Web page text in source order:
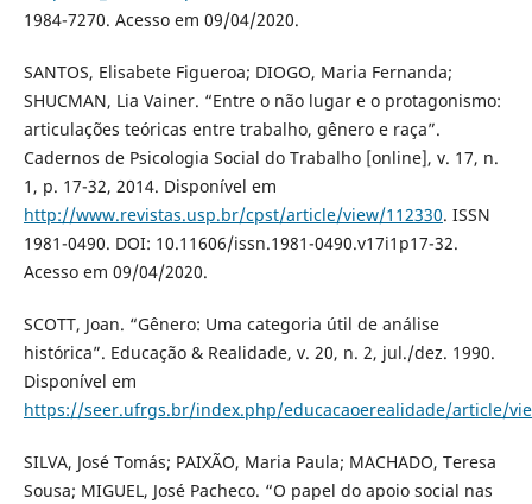
1984-7270. Acesso em 09/04/2020.
SANTOS, Elisabete Figueroa; DIOGO, Maria Fernanda;
SHUCMAN, Lia Vainer. “Entre o não lugar e o protagonismo:
articulações teóricas entre trabalho, gênero e raça”.
Cadernos de Psicologia Social do Trabalho [online], v. 17, n.
1, p. 17-32, 2014. Disponível em
http://www.revistas.usp.br/cpst/article/view/112330. ISSN
1981-0490. DOI: 10.11606/issn.1981-0490.v17i1p17-32.
Acesso em 09/04/2020.
SCOTT, Joan. “Gênero: Uma categoria útil de análise
histórica”. Educação & Realidade, v. 20, n. 2, jul./dez. 1990.
Disponível em
https://seer.ufrgs.br/index.php/educacaoerealidade/article/
SILVA, José Tomás; PAIXÃO, Maria Paula; MACHADO, Teresa
Sousa; MIGUEL, José Pacheco. “O papel do apoio social nas